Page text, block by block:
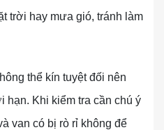
trời hay mưa gió, tránh làm
thể kín tuyệt đối nên
hạn. Khi kiểm tra cần chú ý
van có bị rò rỉ không để